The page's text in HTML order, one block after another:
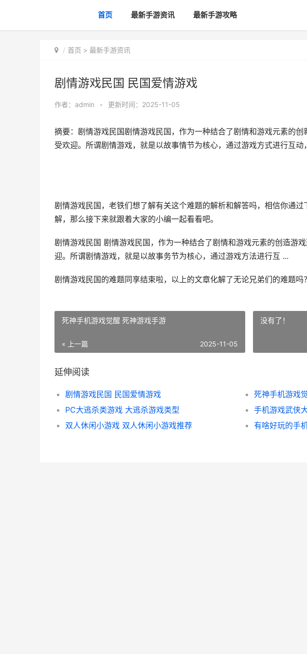
首页 最新手游资讯 最新手游攻略
首页 > 最新手游资讯
剧情游戏民国 民国爱情游戏
作者： admin • 更新时间：2025-11-05
摘要：剧情游戏民国剧情游戏民国，作为一种结合了剧情和游戏元素的
受欢迎。所谓剧情游戏，就是以故事情节为核心，通过游戏方式进行互
剧情游戏民国，老铁们想了解有关这个难题的解析和解答吗，相信你通
解，那么接下来就跟着大家的小编一起看看吧。
剧情游戏民国 剧情游戏民国，作为一种结合了剧情和游戏元素的创造游
迎。所谓剧情游戏，就是以故事务节为核心，通过游戏方法进行互 ...
剧情游戏民国的难题同享结束啦，以上的文章化解了无论兄弟们的难题吗
死神手机游戏觉醒 死神游戏手游
« 上一篇 2025-11-05
没有了！
延伸阅读
剧情游戏民国 民国爱情游戏
死神手机游戏
PC大逃杀类游戏 大逃杀游戏类型
手机游戏武侠
双人休闲小游戏 双人休闲小游戏推荐